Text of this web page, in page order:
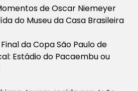
de Oscar Niemeyer
do Museu da Casa Brasileira
da Copa São Paulo de
Estádio do Pacaembu ou